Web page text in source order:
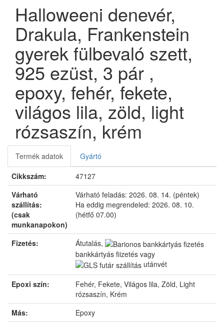
Halloweeni denevér,
Drakula, Frankenstein
gyerek fülbevaló szett,
925 ezüst, 3 pár ,
epoxy, fehér, fekete,
világos lila, zöld, light
rózsaszín, krém
Termék adatok
Gyártó
Cikkszám:
47127
Várható
szállítás:
(csak
munkanapokon)
Várható feladás: 2026. 08. 14. (péntek)
Ha eddig megrendeled: 2026. 08. 10.
(hétfő 07.00)
Fizetés:
Átutalás,
bankkártyás fizetés vagy
utánvét
Epoxi szín:
Fehér, Fekete, Világos lila, Zöld, Light
rózsaszín, Krém
Más:
Epoxy